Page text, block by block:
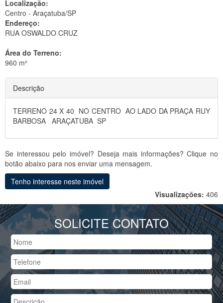
Localização:
Centro - Araçatuba/SP
Endereço:
RUA OSWALDO CRUZ
Área do Terreno:
960 m²
Descrição
TERRENO 24 X 40 NO CENTRO AO LADO DA PRAÇA RUY
BARBOSA ARAÇATUBA SP
Se interessou pelo imóvel? Deseja mais informações? Clique no
botão abaixo para nos enviar uma mensagem.
Tenho interesse neste imóvel
Visualizações: 406
SOLICITE CONTATO